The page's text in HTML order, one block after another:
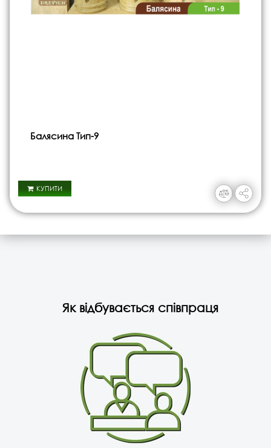
Балясина Тип-9
КУПИТИ
Як відбувається співпраця